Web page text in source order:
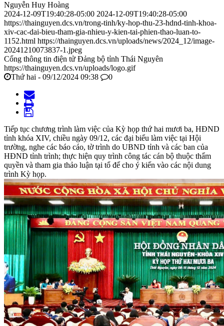
Nguyễn Huy Hoàng
2024-12-09T19:40:28-05:00 2024-12-09T19:40:28-05:00
https://thainguyen.dcs.vn/trong-tinh/ky-hop-thu-23-hdnd-tinh-khoa-
xiv-cac-dai-bieu-tham-gia-nhieu-y-kien-tai-phien-thao-luan-to-
1152.html https://thainguyen.dcs.vn/uploads/news/2024_12/image-
20241210073837-1.jpeg
Cổng thông tin điện tử Đảng bộ tỉnh Thái Nguyên
https://thainguyen.dcs.vn/uploads/logo.gif
Thứ hai - 09/12/2024 09:38
0
Tiếp tục chương trình làm việc của Kỳ họp thứ hai mươi ba, HĐND
tỉnh khóa XIV, chiều ngày 09/12, các đại biểu làm việc tại Hội
trường, nghe các báo cáo, tờ trình do UBND tỉnh và các ban của
HĐND tỉnh trình; thực hiện quy trình công tác cán bộ thuộc thẩm
quyền và tham gia thảo luận tại tổ để cho ý kiến vào các nội dung
trình Kỳ họp.